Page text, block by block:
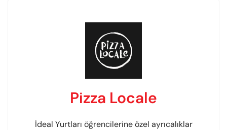
Pizza Locale
İdeal Yurtları öğrencilerine özel ayrıcalıklar